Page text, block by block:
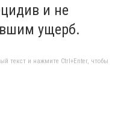
и не
ущерб.
текст и нажмите Ctrl+Enter, чтобы